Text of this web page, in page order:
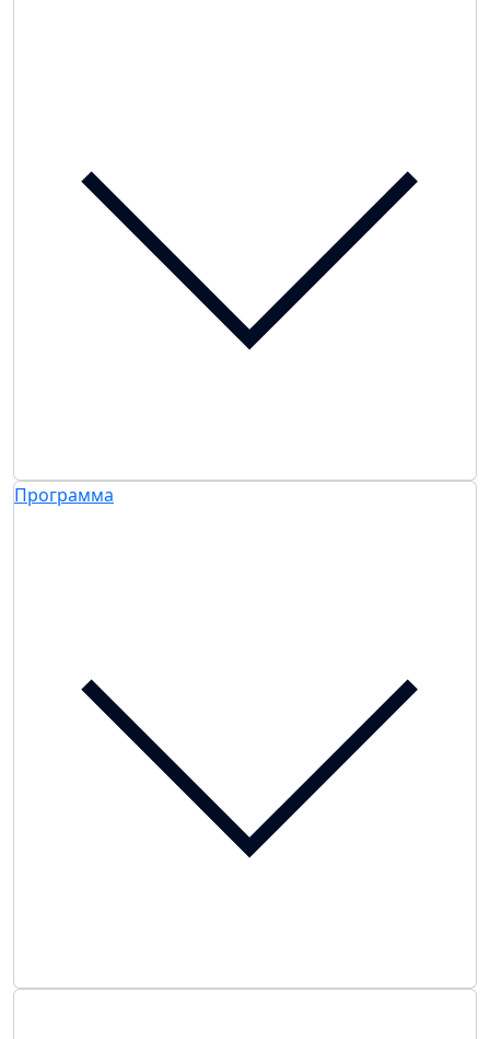
Программа